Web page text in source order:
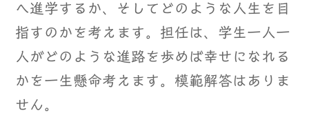
へ進学するか、そしてどのような人生を目
指すのかを考えます。担任は、学生一人一
人がどのような進路を歩めば幸せになれる
かを一生懸命考えます。模範解答はありま
せん。